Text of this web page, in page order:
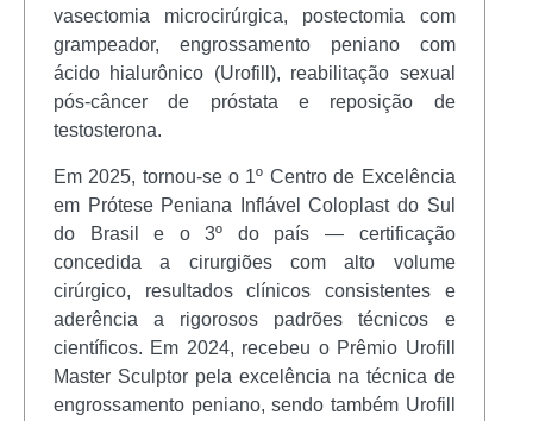
vasectomia microcirúrgica, postectomia com
grampeador, engrossamento peniano com
ácido hialurônico (Urofill), reabilitação sexual
pós-câncer de próstata e reposição de
testosterona.
Em 2025, tornou-se o 1º Centro de Excelência
em Prótese Peniana Inflável Coloplast do Sul
do Brasil e o 3º do país — certificação
concedida a cirurgiões com alto volume
cirúrgico, resultados clínicos consistentes e
aderência a rigorosos padrões técnicos e
científicos. Em 2024, recebeu o Prêmio Urofill
Master Sculptor pela excelência na técnica de
engrossamento peniano, sendo também Urofill